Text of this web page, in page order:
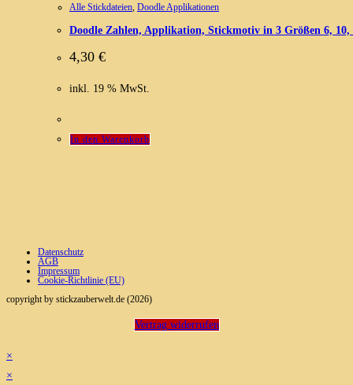
Alle Stickdateien Doodle Applikationen
Doodle Zahlen, Applikation, Stickmotiv in 3 Größen 6, 10,
4,30 €
inkl. 19 % MwSt.
In den Warenkorb
Datenschutz
AGB
Impressum
Cookie-Richtlinie (EU)
copyright by stickzauberwelt.de (2026)
Vertrag widerrufen
×
×